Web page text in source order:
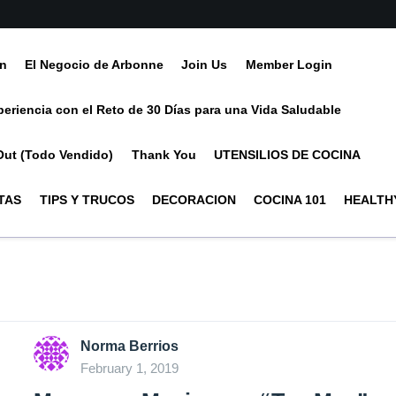
El Negocio de Arbonne Join Us Member Login
con el Reto de 30 Días para una Vida Saludable
(Todo Vendido) Thank You UTENSILIOS DE COCINA
TIPS Y TRUCOS DECORACION COCINA 101
Norma Berrios
February 1, 2019